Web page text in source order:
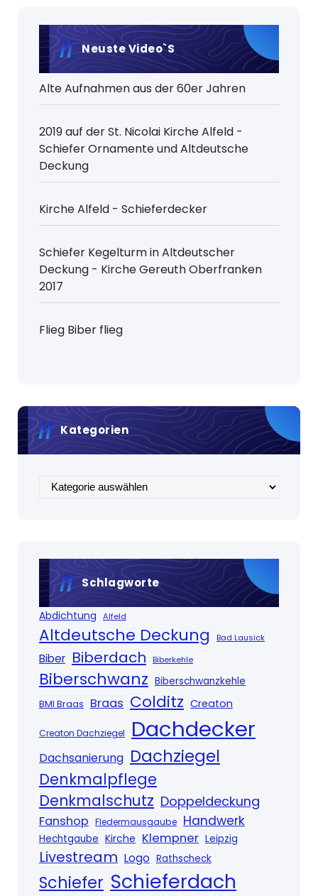
Neuste Video`s
Alte Aufnahmen aus der 60er Jahren
2019 auf der St. Nicolai Kirche Alfeld -
Schiefer Ornamente und Altdeutsche
Deckung
Kirche Alfeld - Schieferdecker
Schiefer Kegelturm in Altdeutscher
Deckung - Kirche Gereuth Oberfranken
2017
Flieg Biber flieg
Kategorien
Kategorien
Schlagworte
Abdichtung Alfeld
Altdeutsche Deckung Bad Lausick
Biber Biberdach Biberkehle
Biberschwanz Biberschwanzkehle
BMI Braas Braas Colditz Creaton
Creaton Dachziegel Dachdecker
Dachsanierung Dachziegel
Denkmalpflege
Denkmalschutz Doppeldeckung
Fanshop Fledermausgaube Handwerk
Hechtgaube Kirche Klempner Leipzig
Livestream Logo Rathscheck
Schiefer Schieferdach